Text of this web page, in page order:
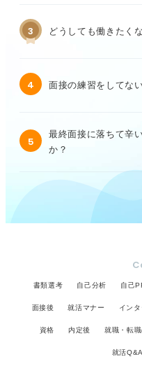
3 どうしても働きたく
4 面接の練習をしてな
5
最終面接に落ちて辛
か？
書類選考 自己分析 自己
面接後 就活マナー インタ
資格 内定後 就職・転
就活Q&A